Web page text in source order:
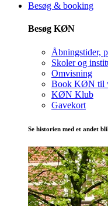
Besøg & booking
Besøg KØN
Åbningstider,
Skoler og
Omvisning
Book KØN til
KØN Klub
Gavekort
Se historien med et andet